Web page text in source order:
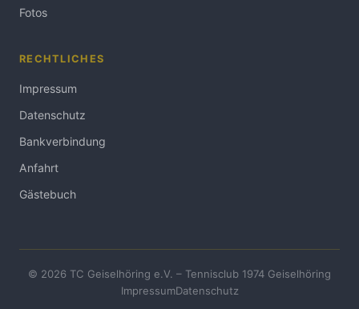
Fotos
RECHTLICHES
Impressum
Datenschutz
Bankverbindung
Anfahrt
Gästebuch
© 2026 TC Geiselhöring e.V. – Tennisclub 1974 Geiselhöring
ImpressumDatenschutz